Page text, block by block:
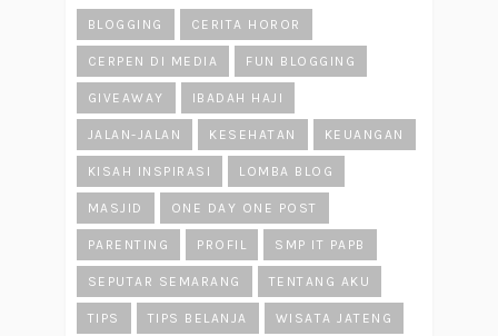
BLOGGING CERITA HOROR
CERPEN DI MEDIA FUN BLOGGING
GIVEAWAY IBADAH HAJI
JALAN-JALAN KESEHATAN KEUANGAN
KISAH INSPIRASI LOMBA BLOG
MASJID ONE DAY ONE POST
PARENTING PROFIL SMP IT PAPB
SEPUTAR SEMARANG TENTANG AKU
TIPS TIPS BELANJA WISATA JATENG